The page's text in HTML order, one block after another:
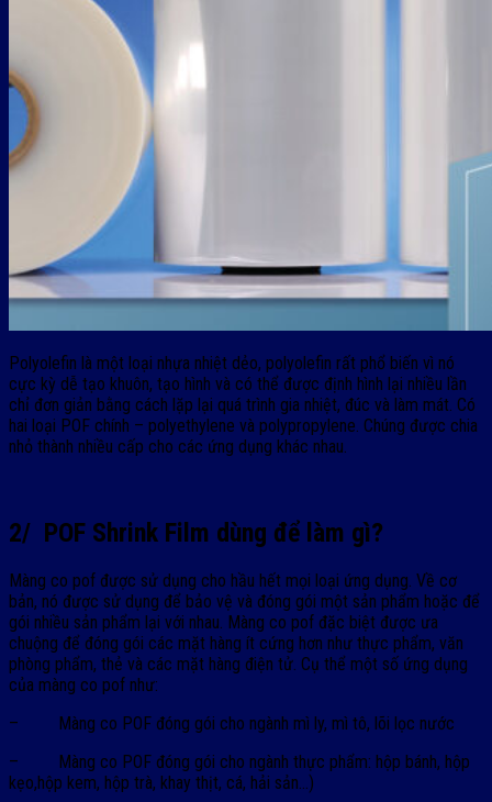
Polyolefin là một loại nhựa nhiệt dẻo, polyolefin rất phổ biến vì nó
cực kỳ dễ tạo khuôn, tạo hình và có thể được định hình lại nhiều lần
chỉ đơn giản bằng cách lặp lại quá trình gia nhiệt, đúc và làm mát. Có
hai loại POF chính – polyethylene và polypropylene. Chúng được chia
nhỏ thành nhiều cấp cho các ứng dụng khác nhau.
2/ POF Shrink Film dùng để làm gì?
Màng co pof được sử dụng cho hầu hết mọi loại ứng dụng. Về cơ
bản, nó được sử dụng để bảo vệ và đóng gói một sản phẩm hoặc để
gói nhiều sản phẩm lại với nhau. Màng co pof đặc biệt được ưa
chuộng để đóng gói các mặt hàng ít cứng hơn như thực phẩm, văn
phòng phẩm, thẻ và các mặt hàng điện tử. Cụ thể một số ứng dụng
của màng co pof như:
– Màng co POF đóng gói cho ngành mì ly, mì tô, lõi lọc nước
– Màng co POF đóng gói cho ngành thực phẩm: hộp bánh, hộp
kẹo,hộp kem, hộp trà, khay thịt, cá, hải sản…)